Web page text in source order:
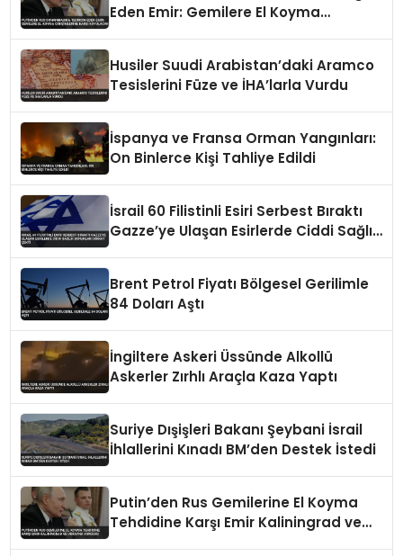
Eden Emir: Gemilere El Koyma
Husiler Suudi Arabistan’daki Aramco
Tesislerini Füze ve İHA’larla Vurdu
İspanya ve Fransa Orman Yangınları:
On Binlerce Kişi Tahliye Edildi
İsrail 60 Filistinli Esiri Serbest Bıraktı
Gazze’ye Ulaşan Esirlerde Ciddi Sağlık
Brent Petrol Fiyatı Bölgesel Gerilimle
84 Doları Aştı
İngiltere Askeri Üssünde Alkollü
Askerler Zırhlı Araçla Kaza Yaptı
Suriye Dışişleri Bakanı Şeybani İsrail
İhlallerini Kınadı BM’den Destek İstedi
Putin’den Rus Gemilerine El Koyma
Tehdidine Karşı Emir Kaliningrad ve